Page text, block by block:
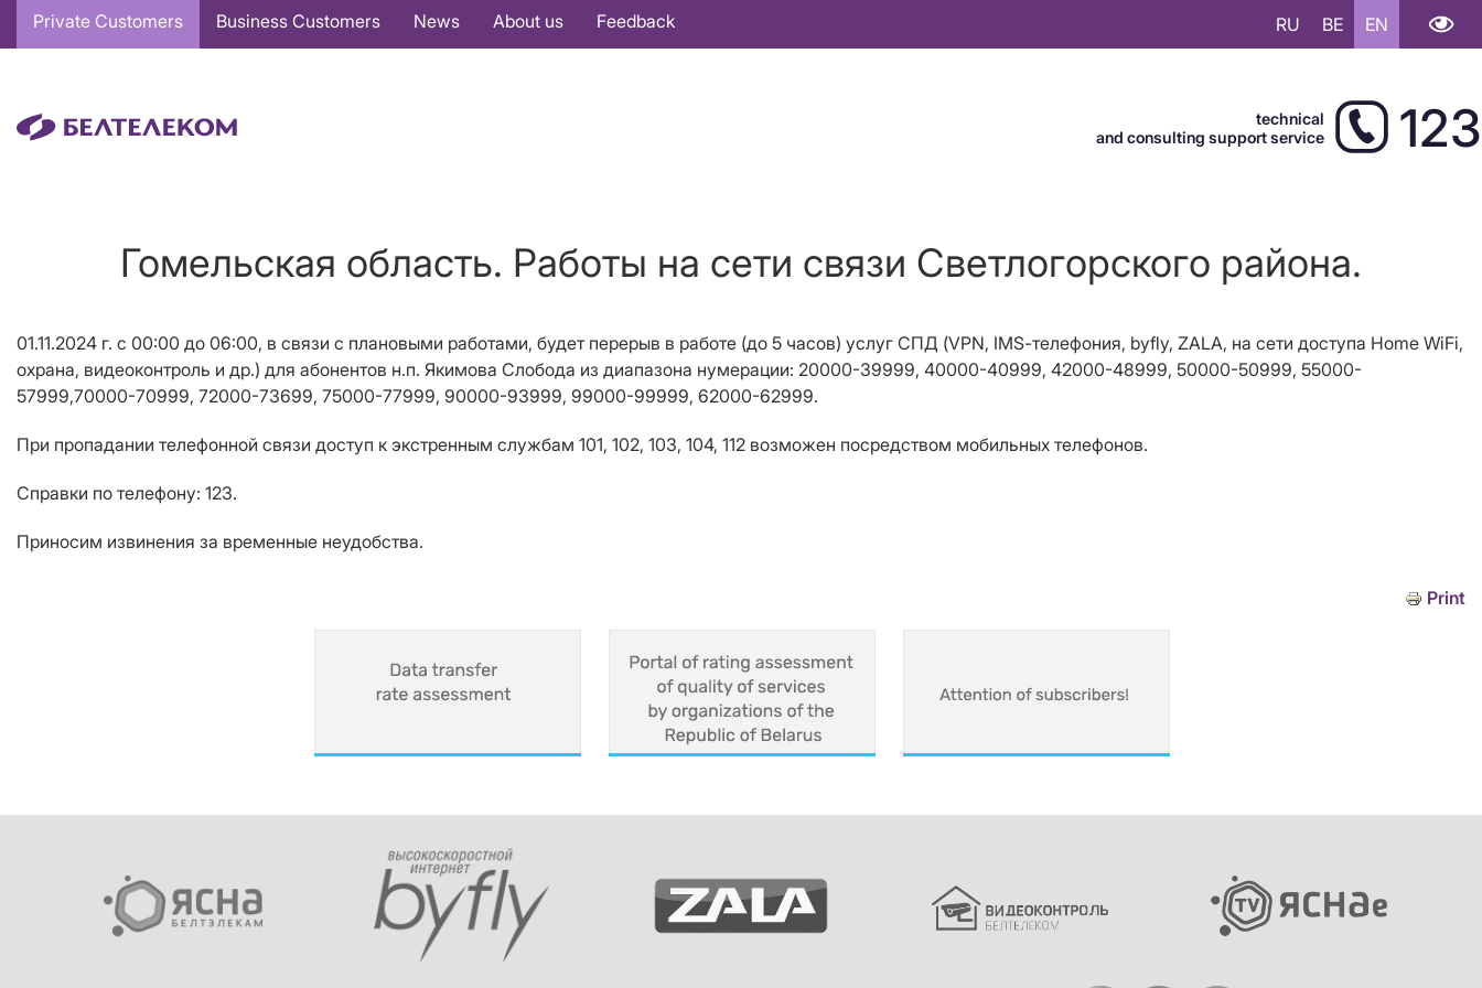
Основная
навигация
Private Customers Business Customers News About us Feedback RU BE EN
technical
and consulting support service
123
Гомельская область. Работы на сети связи Светлогорского района.
01.11.2024 г. с 00:00 до 06:00, в связи с плановыми работами, будет перерыв в работе (до 5 часов) услуг СПД (VPN, IMS-телефония, byfly, ZALA, на сети доступа Home WiFi,
охрана, видеоконтроль и др.) для абонентов н.п. Якимова Слобода из диапазона нумерации: 20000-39999, 40000-40999, 42000-48999, 50000-50999, 55000-
57999,70000-70999, 72000-73699, 75000-77999, 90000-93999, 99000-99999, 62000-62999.
При пропадании телефонной связи доступ к экстренным службам 101, 102, 103, 104, 112 возможен посредством мобильных телефонов.
Справки по телефону: 123.
Приносим извинения за временные неудобства.
Print